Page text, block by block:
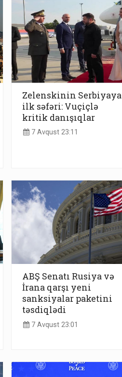
Zelenskinin Serbiyaya
ilk səfəri: Vuçiçlə
kritik danışıqlar
7 Avqust 23:11
ABŞ Senatı Rusiya və
İrana qarşı yeni
sanksiyalar paketini
təsdiqlədi
7 Avqust 23:01